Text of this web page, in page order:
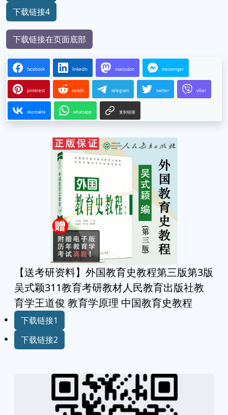
下载链接4
下载链接在页面底部
facebook linkedin mastodon messenger
pinterest reddit telegram twitter viber
vkontakte whatsapp 复制链接
【送考研资料】外国教育史教程第三版第3版
吴式颖311教育考研教材人民教育出版社教
育学王道俊 教育学原理 中国教育史教程
下载链接1
下载链接2